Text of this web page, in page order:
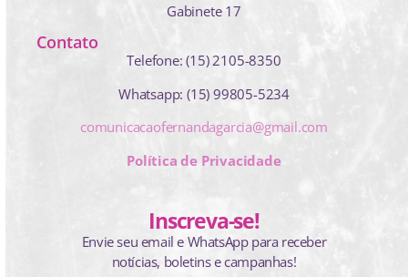
Gabinete 17
Contato
Telefone: (15) 2105-8350
Whatsapp: (15) 99805-5234
comunicacaofernandagarcia@gmail.com
Política de Privacidade
Inscreva-se!
Envie seu email e WhatsApp para receber
notícias, boletins e campanhas!